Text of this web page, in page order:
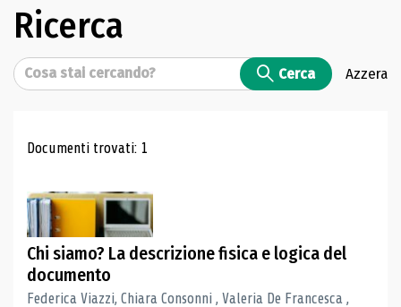
Ricerca
Cerca Cerca Azzera
Risultati di ricerca
Documenti trovati: 1
Chi siamo? La descrizione fisica e logica del
documento
Federica Viazzi, Chiara Consonni , Valeria De Francesca ,